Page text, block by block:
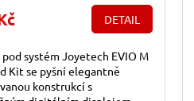
DETAIL
pod systém Joyetech EVIO M
Kit se pyšní elegantně
konstrukcí s